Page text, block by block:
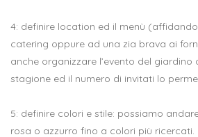
4: definire location ed il menù
catering oppure ad una zia brava ai
anche organizzare l’evento del
stagione ed il numero di invitati lo
5: definire colori e stile: possiamo
rosa o azzurro fino a colori più ricercati.